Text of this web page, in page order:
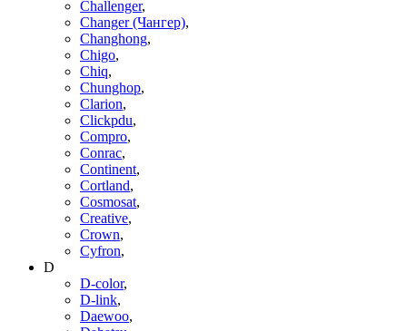
Challenger,
Changer (Чангер),
Changhong,
Chigo,
Chiq,
Chunghop,
Clarion,
Clickpdu,
Compro,
Conrac,
Continent,
Cortland,
Cosmosat,
Creative,
Crown,
Cyfron,
D
D-color,
D-link,
Daewoo,